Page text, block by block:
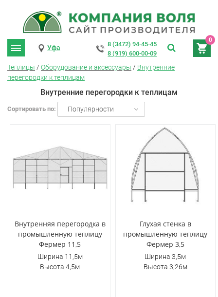
0
Уфа
8 (3472) 94-45-45
8 (919) 600-00-09
Теплицы / Оборудование и аксессуары / Внутренние
перегородки к теплицам
Внутренние перегородки к теплицам
Сортировать по: Популярности
Внутренняя перегородка в
промышленную теплицу
Фермер 11,5
Ширина 11,5м
Высота 4,5м
Глухая стенка в
промышленную теплицу
Фермер 3,5
Ширина 3,5м
Высота 3,26м